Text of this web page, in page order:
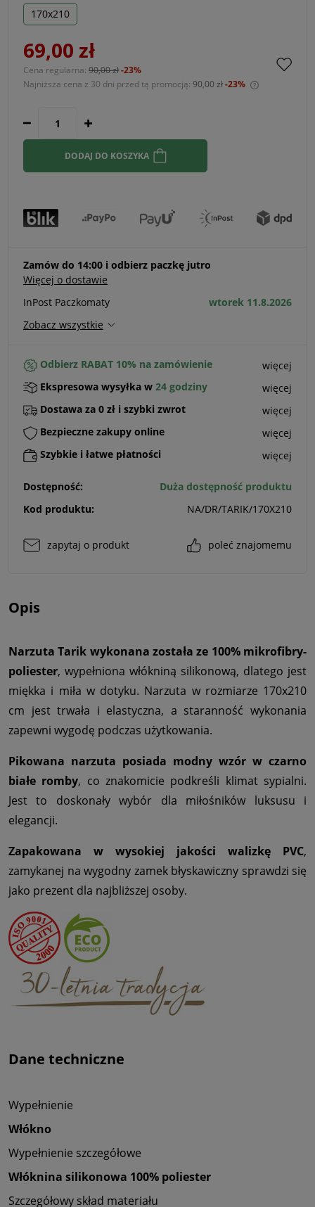
170x210
69,00 zł
Cena regularna: 90,00 zł-23%
Najniższa cena z 30 dni przed tą promocją: 90,00 zł-23%
DODAJ DO KOSZYKA
Zamów do 14:00 i odbierz paczkę jutro
Więcej o dostawie
InPost Paczkomaty
wtorek 11.8.2026
Zobacz wszystkie
Odbierz RABAT 10% na zamówienie
więcej
Ekspresowa wysyłka w 24 godziny
więcej
Dostawa za 0 zł i szybki zwrot
więcej
Bezpieczne zakupy online
więcej
Szybkie i łatwe płatności
więcej
Dostępność:
Duża dostępność produktu
Kod produktu:
NA/DR/TARIK/170X210
zapytaj o produkt poleć znajomemu
Opis
Narzuta Tarik wykonana została ze 100% mikrofibry-
poliester, wypełniona włókniną silikonową, dlatego jest
miękka i miła w dotyku. Narzuta w rozmiarze 170x210
cm jest trwała i elastyczna, a staranność wykonania
zapewni wygodę podczas użytkowania.
Pikowana narzuta posiada modny wzór w czarno
białe romby, co znakomicie podkreśli klimat sypialni.
Jest to doskonały wybór dla miłośników luksusu i
elegancji.
Zapakowana w wysokiej jakości walizkę PVC,
zamykanej na wygodny zamek błyskawiczny sprawdzi się
jako prezent dla najbliższej osoby.
Dane techniczne
Wypełnienie
Włókno
Wypełnienie szczegółowe
Włóknina silikonowa 100% poliester
Szczegółowy skład materiału